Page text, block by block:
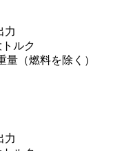
力
ルク
量（燃料を除く）
力